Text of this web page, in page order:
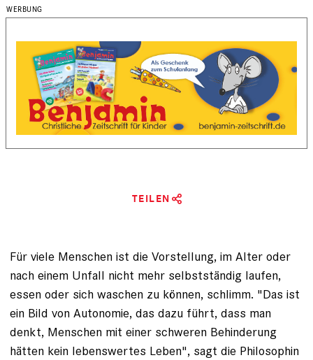
TEILEN
Für viele Menschen ist die Vorstellung, im Alter oder
nach einem Unfall nicht mehr selbstständig laufen,
essen oder sich waschen zu können, schlimm. "Das ist
ein Bild von Autonomie, das dazu führt, dass man
denkt, Menschen mit einer schweren Behinderung
hätten kein lebenswertes Leben", sagt die Philosophin